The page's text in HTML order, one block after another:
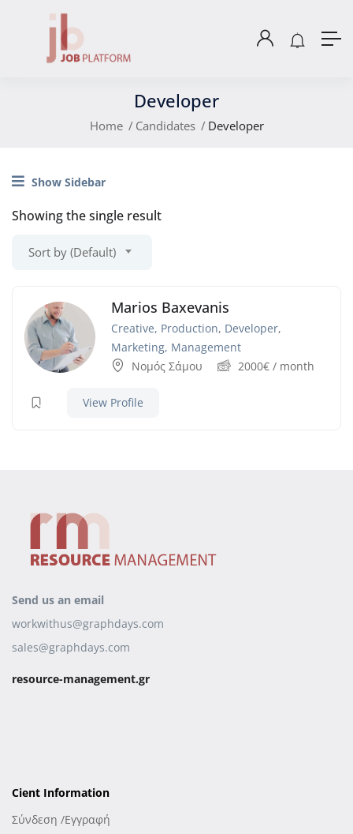
Developer
Home Candidates Developer
Show Sidebar
Showing the single result
Sort by (Default)
Marios Baxevanis
Creative, Production, Developer,
Marketing, Management
Νομός Σάμου
2000€ / month
View Profile
Send us an email
workwithus@graphdays.com
sales@graphdays.com
resource-management.gr
Cient Information
Σύνδεση /Εγγραφή